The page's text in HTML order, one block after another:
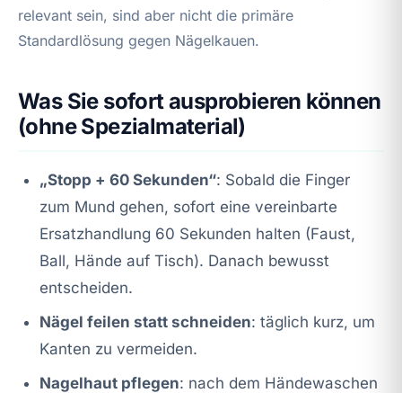
relevant sein, sind aber nicht die primäre
Standardlösung gegen Nägelkauen.
Was Sie sofort ausprobieren können
(ohne Spezialmaterial)
„Stopp + 60 Sekunden“: Sobald die Finger
zum Mund gehen, sofort eine vereinbarte
Ersatzhandlung 60 Sekunden halten (Faust,
Ball, Hände auf Tisch). Danach bewusst
entscheiden.
Nägel feilen statt schneiden: täglich kurz, um
Kanten zu vermeiden.
Nagelhaut pflegen: nach dem Händewaschen